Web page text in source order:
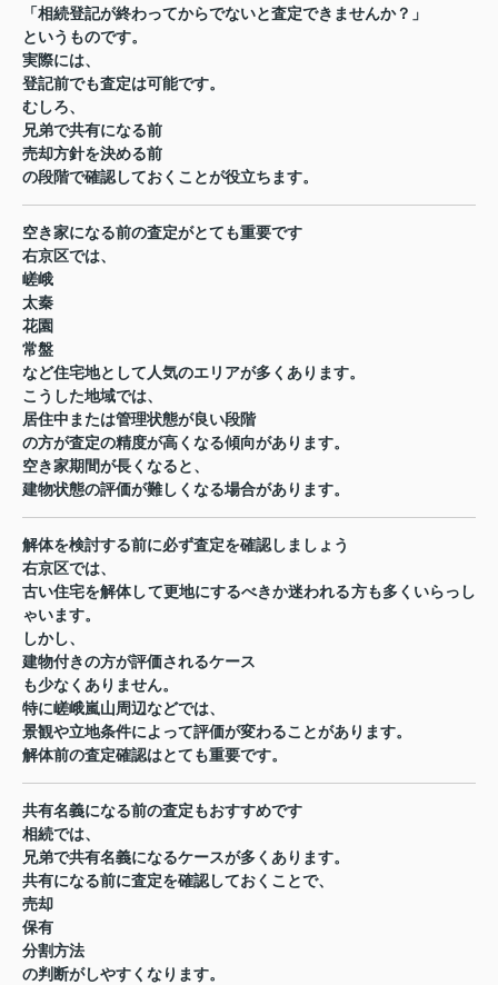
「相続登記が終わってからでないと査定できませんか？」
というものです。
実際には、
登記前でも査定は可能です。
むしろ、
兄弟で共有になる前
売却方針を決める前
の段階で確認しておくことが役立ちます。
空き家になる前の査定がとても重要です
右京区では、
嵯峨
太秦
花園
常盤
など住宅地として人気のエリアが多くあります。
こうした地域では、
居住中または管理状態が良い段階
の方が査定の精度が高くなる傾向があります。
空き家期間が長くなると、
建物状態の評価が難しくなる場合があります。
解体を検討する前に必ず査定を確認しましょう
右京区では、
古い住宅を解体して更地にするべきか迷われる方も多くいらっし
ゃいます。
しかし、
建物付きの方が評価されるケース
も少なくありません。
特に嵯峨嵐山周辺などでは、
景観や立地条件によって評価が変わることがあります。
解体前の査定確認はとても重要です。
共有名義になる前の査定もおすすめです
相続では、
兄弟で共有名義になるケースが多くあります。
共有になる前に査定を確認しておくことで、
売却
保有
分割方法
の判断がしやすくなります。